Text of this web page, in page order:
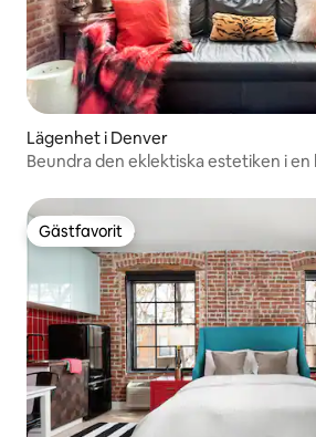
Lägenhet i Denver
Beundra den eklektiska estetiken i en
Gästfavorit
Gästfavorit